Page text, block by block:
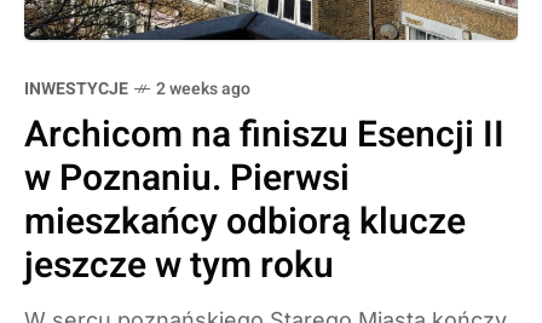
INWESTYCJE 2 weeks ago
Archicom na finiszu Esencji II
w Poznaniu. Pierwsi
mieszkańcy odbiorą klucze
jeszcze w tym roku